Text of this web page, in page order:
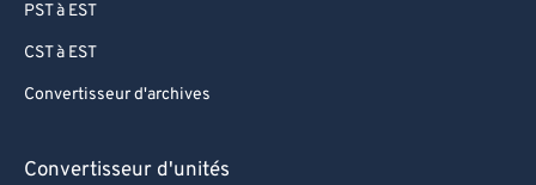
PST à EST
CST à EST
Convertisseur d'archives
Convertisseur d'unités